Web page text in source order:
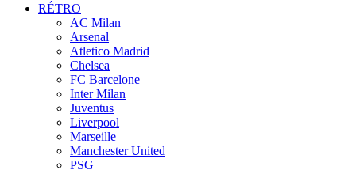
RÉTRO
AC Milan
Arsenal
Atletico Madrid
Chelsea
FC Barcelone
Inter Milan
Juventus
Liverpool
Marseille
Manchester United
PSG